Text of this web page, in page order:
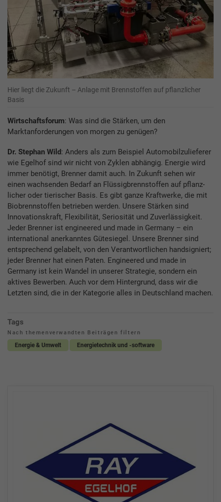
Hier liegt die Zukunft – Anlage mit Brennstoffen auf pflanzlicher
Basis
Wirtschaftsforum: Was sind die Stärken, um den
Marktanforderungen von morgen zu genügen?
Dr. Stephan Wild: Anders als zum Beispiel Automobilzulieferer
wie Egelhof sind wir nicht von Zyklen abhängig. Energie wird
immer benötigt, Brenner damit auch. In Zukunft sehen wir
einen wachsenden Bedarf an Flüssigbrennstoffen auf pflanz-
licher oder tierischer Basis. Es gibt ganze Kraftwerke, die mit
Biobrennstoffen betrieben werden. Unsere Stärken sind
Innovationskraft, Flexibilität, Seriosität und Zuverlässigkeit.
Jeder Brenner ist engineered und made in Germany – ein
international anerkanntes Gütesiegel. Unsere Brenner sind
entsprechend gelabelt, von den Verantwortlichen handsigniert;
jeder Brenner hat einen Paten. Engineered und made in
Germany ist kein Wandel in unserer Strategie, sondern ein
aktives Bewerben. Auch vor dem Hintergrund, dass wir die
Letzten sind, die in der Kategorie alles in Deutschland machen.
Tags
Nach themenverwandten Beiträgen filtern
Energie & Umwelt Energietechnik und -software